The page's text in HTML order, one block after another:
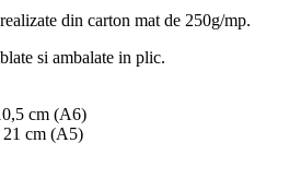
din carton mat de 250g/mp.
si ambalate in plic.
cm (A6)
21 cm (A5)